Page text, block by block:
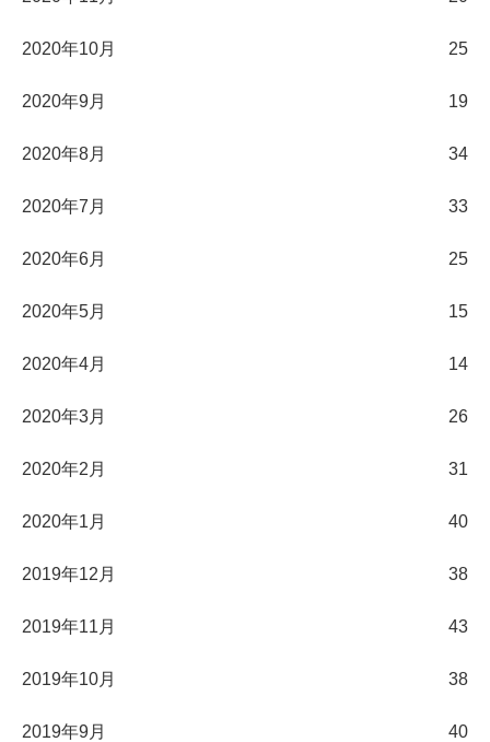
2020年10月 25
2020年9月 19
2020年8月 34
2020年7月 33
2020年6月 25
2020年5月 15
2020年4月 14
2020年3月 26
2020年2月 31
2020年1月 40
2019年12月 38
2019年11月 43
2019年10月 38
2019年9月 40